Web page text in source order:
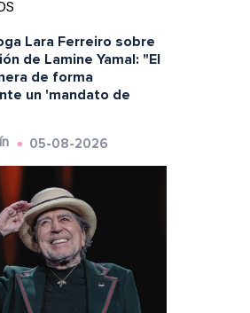
Lara Ferreiro sobre
de Lamine Yamal: "El
de forma
un 'mandato de
05-08-2026